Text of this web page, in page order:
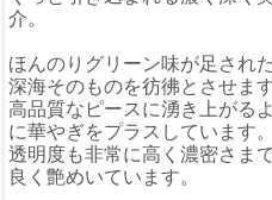
介。
ほんのりグリーン味が足され
深海そのものを彷彿とさせます
高品質なピースに湧き上がる
に華やぎをプラスしています。
透明度も非常に高く濃密さま
良く艶めいています。